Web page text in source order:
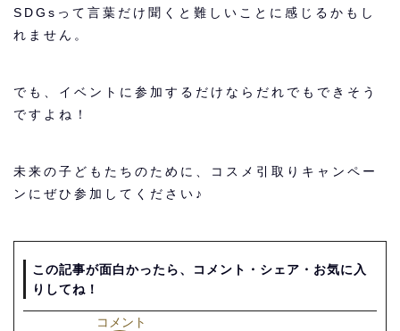
SDGsって言葉だけ聞くと難しいことに感じるかもし
れません。
でも、イベントに参加するだけならだれでもできそう
ですよね！
未来の子どもたちのために、コスメ引取りキャンペー
ンにぜひ参加してください♪
この記事が面白かったら、コメント・シェア・お気に入
りしてね！
コメント